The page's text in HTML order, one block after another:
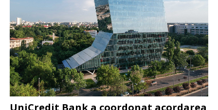
UniCredit Bank a coordonat acordarea